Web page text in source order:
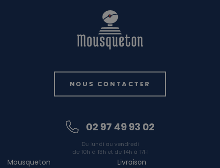
NOUS CONTACTER
02 97 49 93 02
Du lundi au vendredi
de 10h à 13h et de 14h à 17H
Mousqueton
Livraison